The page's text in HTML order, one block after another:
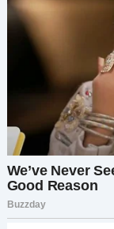
Но страдала
дети. Они
последними
ненавидела
продолжаться
Я должна
ради себя.